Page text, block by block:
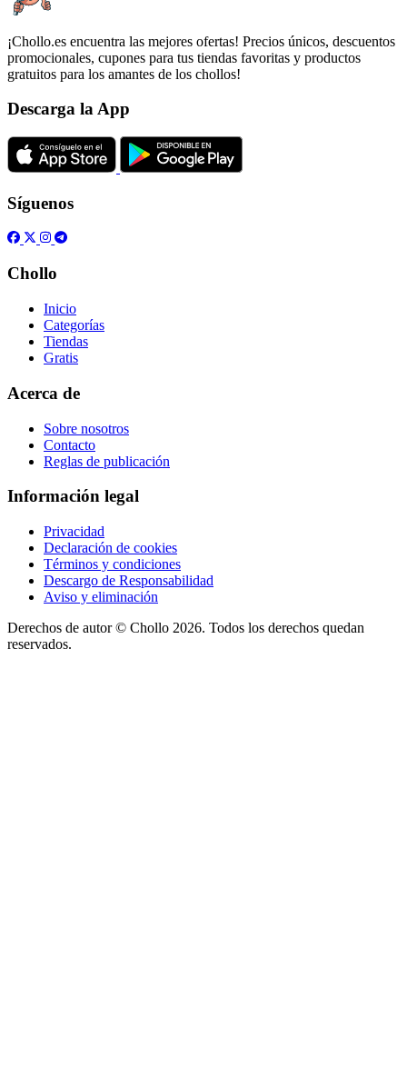
¡Chollo.es encuentra las mejores ofertas! Precios únicos, descuentos
promocionales, cupones para tus tiendas favoritas y productos
gratuitos para los amantes de los chollos!
Descarga la App
Síguenos
Chollo
Inicio
Categorías
Tiendas
Gratis
Acerca de
Sobre nosotros
Contacto
Reglas de publicación
Información legal
Privacidad
Declaración de cookies
Términos y condiciones
Descargo de Responsabilidad
Aviso y eliminación
Derechos de autor © Chollo 2026. Todos los derechos quedan
reservados.